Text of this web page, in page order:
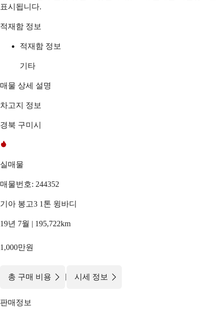
표시됩니다.
적재함 정보
적재함 정보
기타
매물 상세 설명
차고지 정보
경북 구미시
실매물
매물번호: 244352
기아 봉고3 1톤 윙바디
19년 7월 | 195,722km
1,000만원
총 구매 비용 | 시세 정보
판매정보